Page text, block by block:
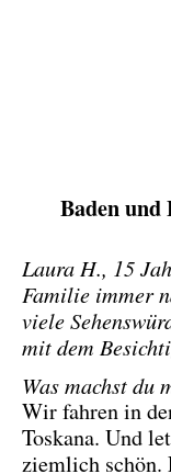
Baden
Laura H., 15
Familie immer
viele
mit dem
Was machst du
Wir fahren in
Toskana. Und
ziemlich schön.